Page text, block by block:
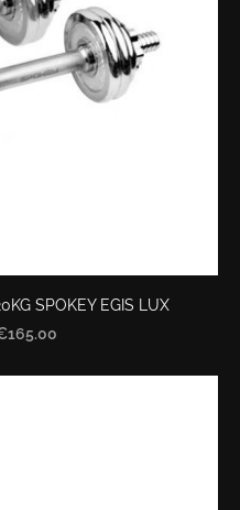
SPOKEY EGIS LUX